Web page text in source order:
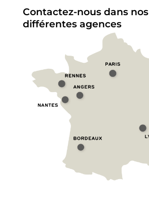
Contactez-nous dans nos
différentes agences